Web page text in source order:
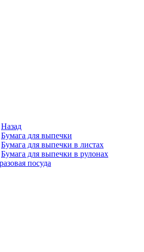
Назад
Бумага для выпечки
Бумага для выпечки в листах
Бумага для выпечки в рулонах
посуда